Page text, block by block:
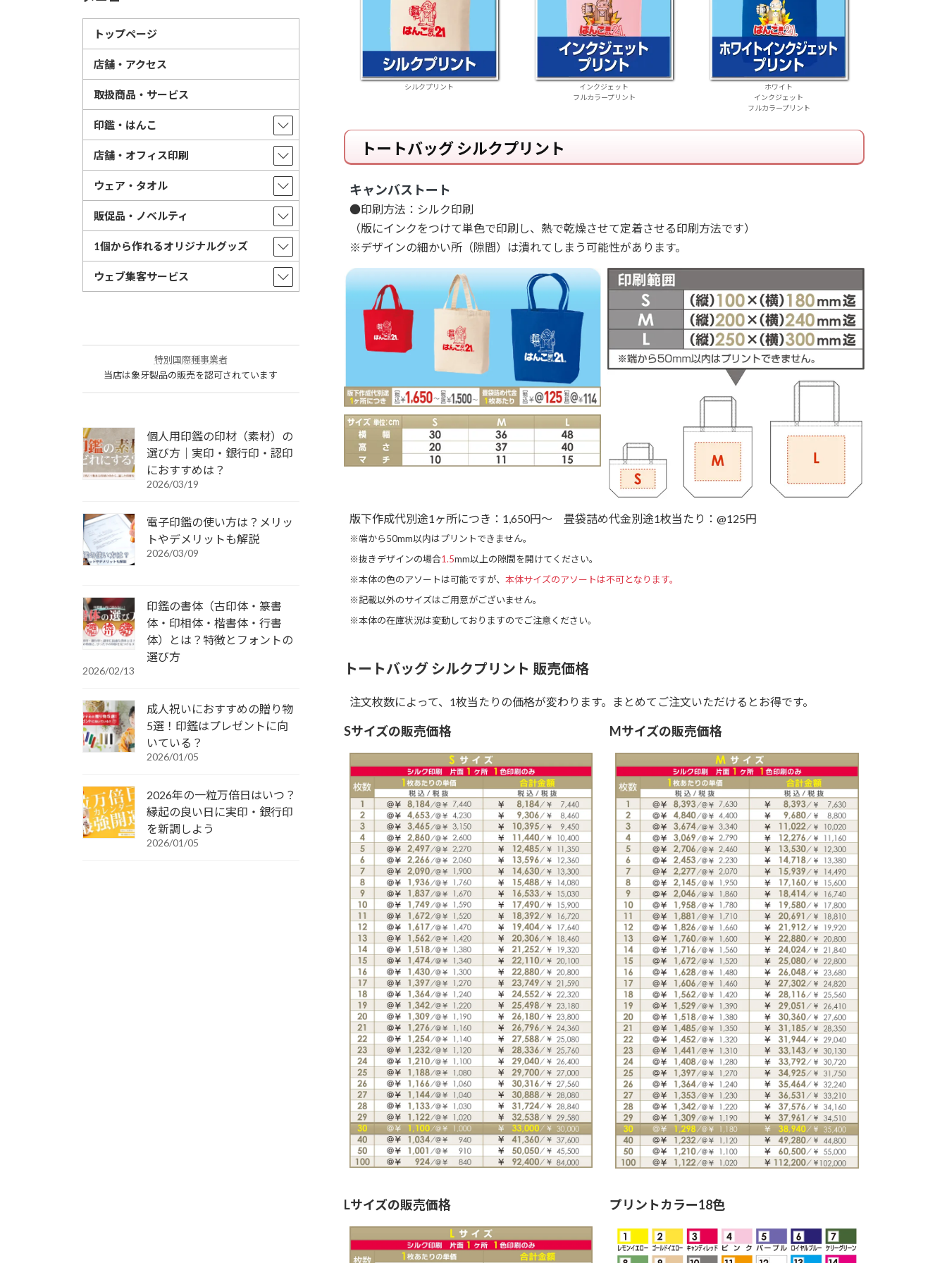
シルクプリント
インクジェット
フルカラープリント
ホワイト
インクジェット
フルカラープリント
トートバッグ シルクプリント
キャンバストート
●印刷方法：シルク印刷
（版にインクをつけて単色で印刷し、熱で乾燥させて定着させる印刷方法です）
※デザインの細かい所（隙間）は潰れてしまう可能性があります。
版下作成代別途1ヶ所につき：1,650円～ 畳袋詰め代金別途1枚当たり：@125円
※端から50mm以内はプリントできません。
※抜きデザインの場合1.5mm以上の隙間を開けてください。
※本体の色のアソートは可能ですが、 本体サイズのアソートは不可となります。
※記載以外のサイズはご用意がございません。
※本体の在庫状況は変動しておりますのでご注意ください。
トートバッグ シルクプリント 販売価格
注文枚数によって、1枚当たりの価格が変わります。まとめてご注文いただけるとお得です。
Sサイズの販売価格 Mサイズの販売価格
Lサイズの販売価格 プリントカラー18色
トップページ
店舗・アクセス
取扱商品・サービス
印鑑・はんこ
店舗・オフィス印刷
ウェア・タオル
販促品・ノベルティ
1個から作れるオリジナルグッズ
ウェブ集客サービス
特別国際種事業者
当店は象牙製品の販売を認可されています
個人用印鑑の印材（素材）の
選び方｜実印・銀行印・認印
におすすめは？
2026/03/19
電子印鑑の使い方は？メリッ
トやデメリットも解説
2026/03/09
印鑑の書体（古印体・篆書
体・印相体・楷書体・行書
体）とは？特徴とフォントの
選び方
2026/02/13
成人祝いにおすすめの贈り物
5選！印鑑はプレゼントに向
いている？
2026/01/05
2026年の一粒万倍日はいつ？
縁起の良い日に実印・銀行印
を新調しよう
2026/01/05